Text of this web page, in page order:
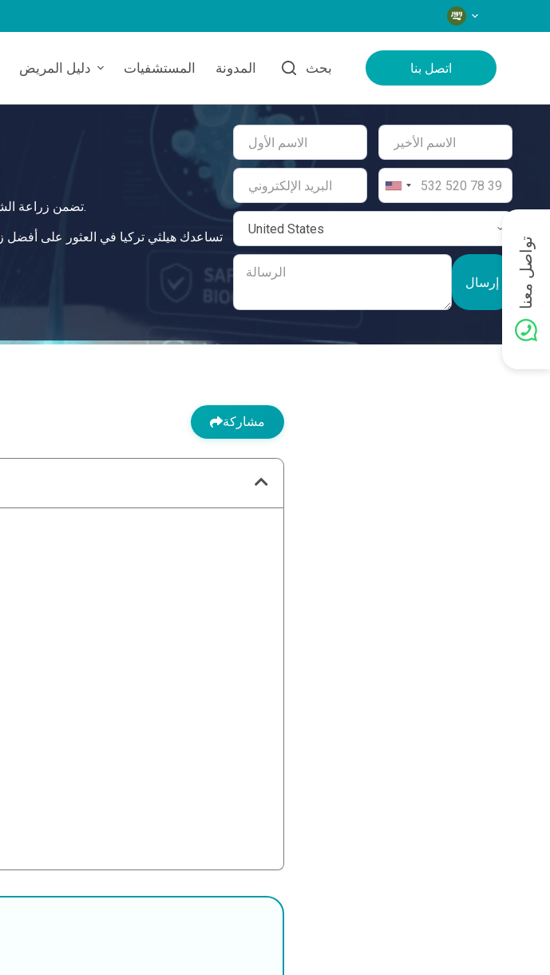
اللغات
دليل المريض المستشفيات المدونة بحث اتصل بنا
تضمن زراعة الشعر بالخلايا الجذعية في تركيا أعلى معايير الرعاية، حيث تقدم حلًا شاملًا وآمنًا لاحتياجاتك الصحية.
إرسال
مشاركة
تواصل معنا